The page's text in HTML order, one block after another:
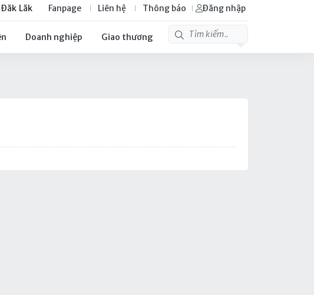
Lăk Fanpage Liên hệ Thông báo Đăng nhập
Doanh nghiệp Giao thương